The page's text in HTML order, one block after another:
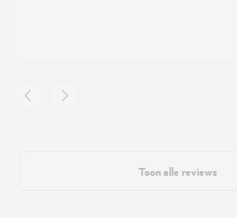
Toon alle reviews